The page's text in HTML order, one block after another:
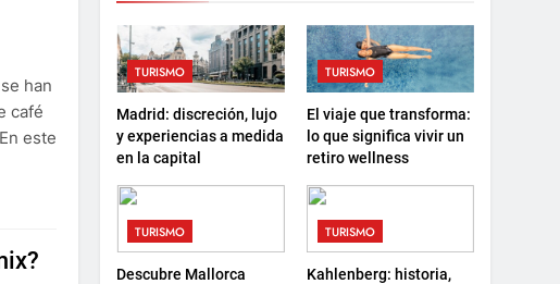
han
café
este
TURISMO
Madrid: discreción, lujo
y experiencias a medida
en la capital
TURISMO
El viaje que transforma:
lo que significa vivir un
retiro wellness
TURISMO
Descubre Mallorca
TURISMO
Kahlenberg: historia,